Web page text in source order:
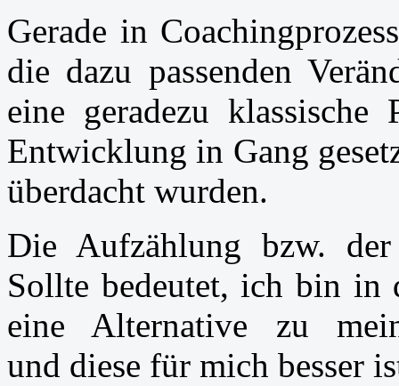
Gerade in
die dazu passenden
eine geradezu klassische
Entwicklung in Gang
überdacht wurden.
Die Aufzählung bzw.
Sollte bedeutet, ich bin in
eine Alternative zu
und diese für mich besser